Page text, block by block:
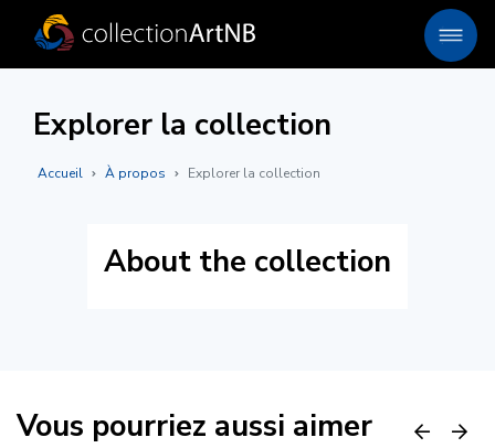
Explorer la collection
Accueil À propos Explorer la collection
About the collection
Vous pourriez aussi aimer